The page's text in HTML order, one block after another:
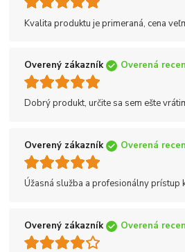
Kvalita produktu je primeraná, cena
Overený zákazník Overená
Dobrý produkt, určite sa sem ešte
Overený zákazník Overená
Úžasná služba a profesionálny prístup
Overený zákazník Overená